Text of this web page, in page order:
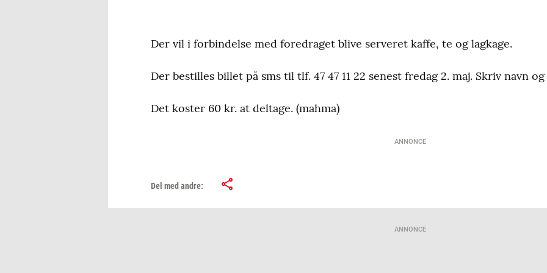
Der vil i forbindelse med foredraget blive serveret kaffe, te og lagkage.
Der bestilles billet på sms til tlf. 47 47 11 22 senest fredag 2. maj. Skriv navn
Det koster 60 kr. at deltage. (mahma)
ANNONCE
Del med andre:
ANNONCE